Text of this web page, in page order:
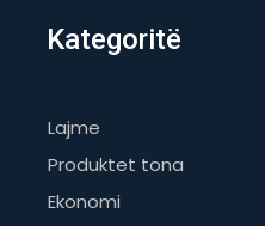
Kategoritë
Lajme
Produktet tona
Ekonomi